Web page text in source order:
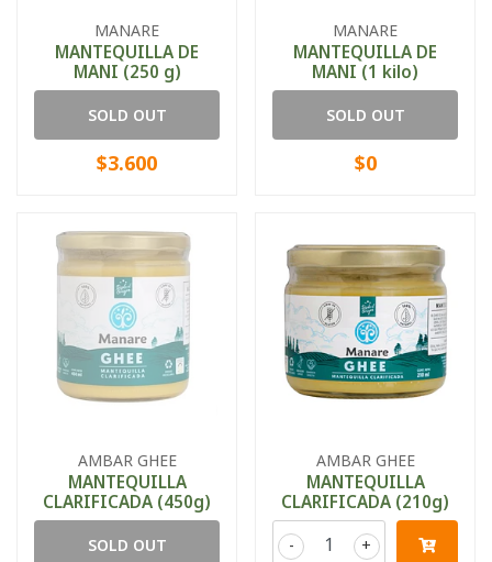
MANARE
MANTEQUILLA DE
MANI (250 g)
SOLD OUT
$3.600
MANARE
MANTEQUILLA DE
MANI (1 kilo)
SOLD OUT
$0
AMBAR GHEE
MANTEQUILLA
CLARIFICADA (450g)
SOLD OUT
AMBAR GHEE
MANTEQUILLA
CLARIFICADA (210g)
+
-